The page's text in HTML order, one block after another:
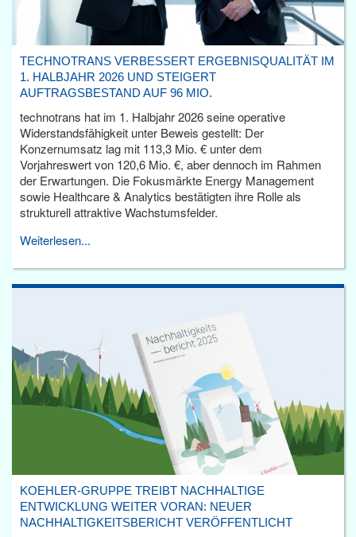
TECHNOTRANS VERBESSERT ERGEBNISQUALITÄT IM
1. HALBJAHR 2026 UND STEIGERT
AUFTRAGSBESTAND AUF 96 MIO.
technotrans hat im 1. Halbjahr 2026 seine operative
Widerstandsfähigkeit unter Beweis gestellt: Der
Konzernumsatz lag mit 113,3 Mio. € unter dem
Vorjahreswert von 120,6 Mio. €, aber dennoch im Rahmen
der Erwartungen. Die Fokusmärkte Energy Management
sowie Healthcare & Analytics bestätigten ihre Rolle als
strukturell attraktive Wachstumsfelder.
Weiterlesen...
KOEHLER-GRUPPE TREIBT NACHHALTIGE
ENTWICKLUNG WEITER VORAN: NEUER
NACHHALTIGKEITSBERICHT VERÖFFENTLICHT